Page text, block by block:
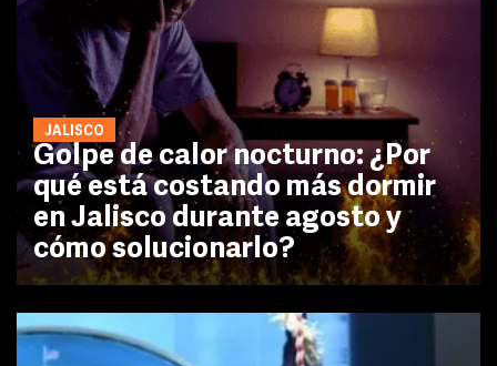
JALISCO
Golpe de calor nocturno: ¿Por
qué está costando más dormir
en Jalisco durante agosto y
cómo solucionarlo?